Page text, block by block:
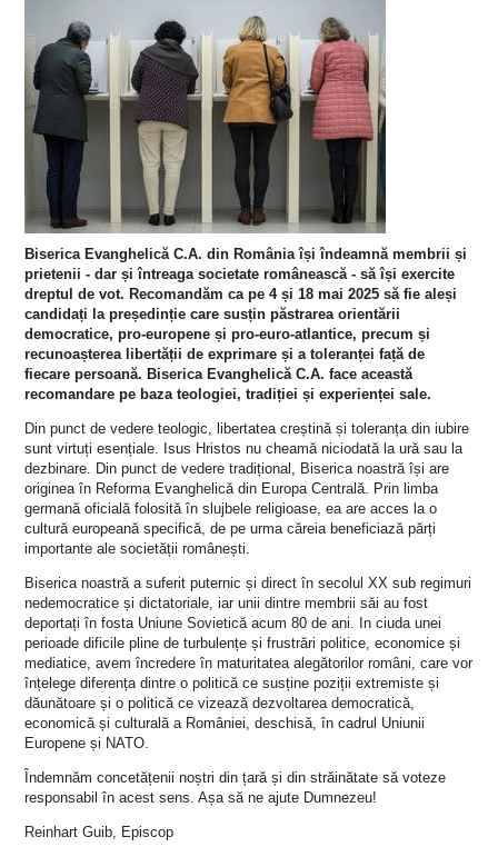
Biserica Evanghelică C.A. din România își îndeamnă membrii și
prietenii - dar și întreaga societate românească - să își exercite
dreptul de vot. Recomandăm ca pe 4 și 18 mai 2025 să fie aleși
candidați la președinție care susțin păstrarea orientării
democratice, pro-europene și pro-euro-atlantice, precum și
recunoașterea libertății de exprimare și a toleranței față de
fiecare persoană. Biserica Evanghelică C.A. face această
recomandare pe baza teologiei, tradiției și experienței sale.
Din punct de vedere teologic, libertatea creștină și toleranța din iubire
sunt virtuți esențiale. Isus Hristos nu cheamă niciodată la ură sau la
dezbinare. Din punct de vedere tradițional, Biserica noastră își are
originea în Reforma Evanghelică din Europa Centrală. Prin limba
germană oficială folosită în slujbele religioase, ea are acces la o
cultură europeană specifică, de pe urma căreia beneficiază părți
importante ale societății românești.
Biserica noastră a suferit puternic și direct în secolul XX sub regimuri
nedemocratice și dictatoriale, iar unii dintre membrii săi au fost
deportați în fosta Uniune Sovietică acum 80 de ani. In ciuda unei
perioade dificile pline de turbulențe și frustrări politice, economice și
mediatice, avem încredere în maturitatea alegătorilor români, care vor
înțelege diferența dintre o politică ce susține poziții extremiste și
dăunătoare și o politică ce vizează dezvoltarea democratică,
economică și culturală a României, deschisă, în cadrul Uniunii
Europene și NATO.
Îndemnăm concetățenii noștri din țară și din străinătate să voteze
responsabil în acest sens. Așa să ne ajute Dumnezeu!
Reinhart Guib, Episcop